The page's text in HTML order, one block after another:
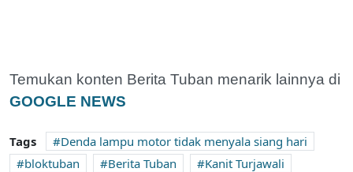
Temukan konten Berita Tuban menarik lainnya di
GOOGLE NEWS
Tags
Denda lampu motor tidak menyala siang hari
bloktuban
Berita Tuban
Kanit Turjawali